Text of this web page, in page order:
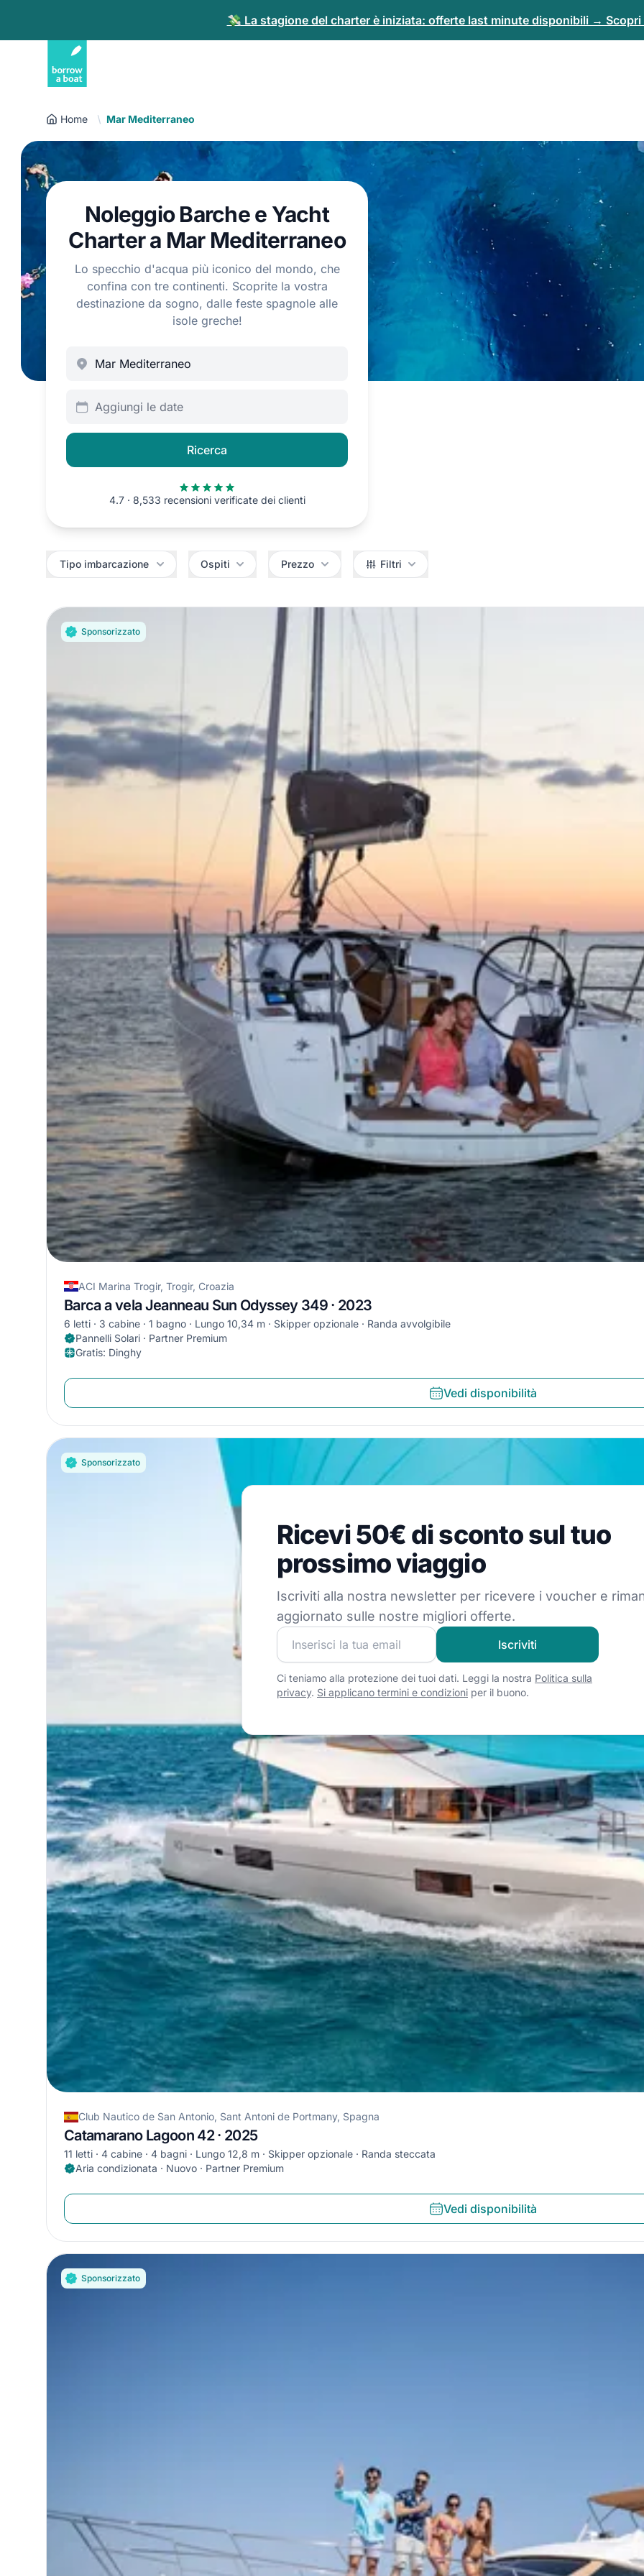
💸 La stagione del charter è iniziata: offerte last minute disponibili →
Home Mar Mediterraneo
Noleggio Barche e Yacht
Charter a Mar Mediterraneo
Lo specchio d'acqua più iconico del mondo, che
confina con tre continenti. Scoprite la vostra
destinazione da sogno, dalle feste spagnole alle
isole greche!
Aggiungi le date
Ricerca
4.7 · 8,533 recensioni verificate dei clienti
Tipo imbarcazione Ospiti Prezzo Filtri
Sponsorizzato
ACI Marina Trogir, Trogir, Croazia
Barca a vela Jeanneau Sun Odyssey 349 · 2023
6 letti 3 cabine 1 bagno Lungo 10,34 m Skipper opzionale
Randa avvolgibile
Pannelli Solari · Partner Premium
Gratis: Dinghy
Vedi disponibilità
Sponsorizzato
Club Nautico de San Antonio, Sant Antoni de Portmany, Spagna
Catamarano Lagoon 42 · 2025
11 letti 4 cabine 4 bagni Lungo 12,8 m Skipper opzionale
Randa steccata
Aria condizionata · Nuovo · Partner Premium
Vedi disponibilità
Sponsorizzato
Ricevi 50€ di sconto sul tuo
Iscriviti alla nostra newsletter per ricevere i voucher e rimanere
Ricevi 50€ di sconto sul tuo
prossimo viaggio
Iscriviti alla nostra newsletter per ricevere i voucher e
aggiornato sulle nostre migliori offerte.
Unisciti alla nostra community velica e ricevi contenuti esclusivi sulla
Iscriviti
Ci teniamo alla protezione dei tuoi dati. Leggi la nostra Politica sulla
privacy. Si applicano termini e condizioni per il buono.